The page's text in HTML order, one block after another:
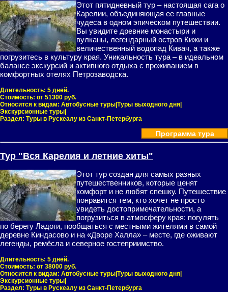
Этот пятидневный тур – настоящая сага о
Карелии, объединяющая ее главные
чудеса в одном эпическом путешествии.
Вы увидите древние монастыри и
вулканы, легендарный остров Кижи и
величественный водопад Кивач, а также
погрузитесь в культуру края. Уникальность тура – в идеальном
балансе экскурсий и активного отдыха с проживанием в
комфортных отелях Петрозаводска.
Длительность: 5 дней.
Стоимость: от 51300 руб.
Относится к видам: Автобусные туры|Туры выходного дня|
Экскурсионные туры|
Раздел: Туры в Рускеалу из Санкт-Петербурга
Программа тура
Тур "Вся Карелия и летние хиты"
Этот тур создан для самых разных
путешественников, которые ценят
комфорт и не любят спешку. Путешествие
понравится тем, кто хочет не просто
увидеть достопримечательности, а
погрузиться в атмосферу края: погулять
по берегу Ладоги, пообщаться с местными жителями в самой
деревне Киндасово и на «Дворе Халла» – месте, где оживают
легенды, ремёсла и северное гостеприимство.
Длительность: 5 дней.
Стоимость: от 38000 руб.
Относится к видам: Автобусные туры|Туры выходного дня|
Экскурсионные туры|
Раздел: Туры в Рускеалу из Санкт-Петербурга